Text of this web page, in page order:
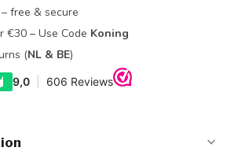
– free & secure
€30 – Use Code Koning
(NL & BE)